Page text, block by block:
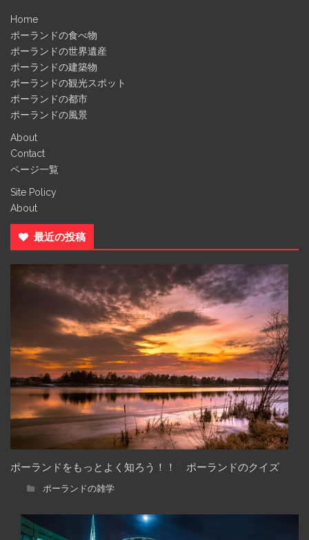
Home
ポーランドの食べ物
ポーランドの世界遺産
ポーランドの建築物
ポーランドの観光スポット
ポーランドの都市
ポーランドの風景
About
Contact
ページ一覧
Site Policy
About
最近の投稿
ポーランドをもっとよく知ろう！！ ポーランドのクイズ
ポーランドの雑学